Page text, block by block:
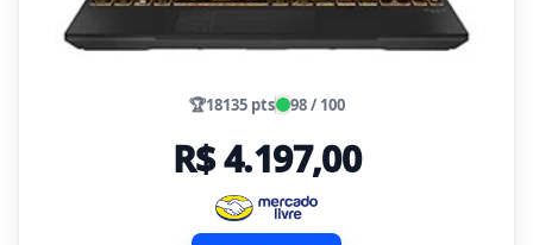
🏆18135 pts 98 / 100
R$ 4.197,00